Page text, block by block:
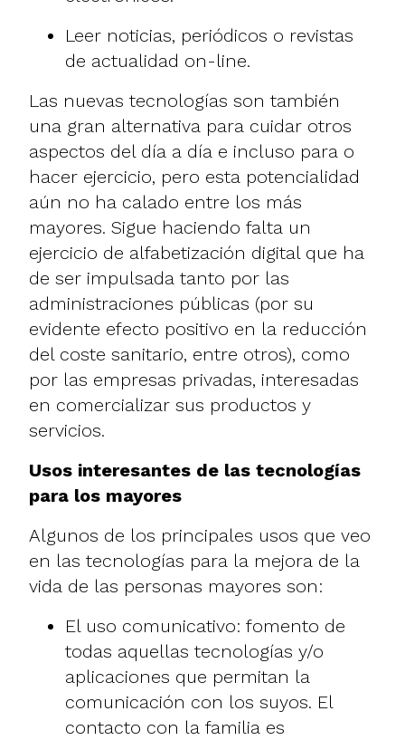
Leer noticias, periódicos o revistas
de actualidad on-line.
Las nuevas tecnologías son también
una gran alternativa para cuidar otros
aspectos del día a día e incluso para o
hacer ejercicio, pero esta potencialidad
aún no ha calado entre los más
mayores. Sigue haciendo falta un
ejercicio de alfabetización digital que ha
de ser impulsada tanto por las
administraciones públicas (por su
evidente efecto positivo en la reducción
del coste sanitario, entre otros), como
por las empresas privadas, interesadas
en comercializar sus productos y
servicios.
Usos interesantes de las tecnologías
para los mayores
Algunos de los principales usos que veo
en las tecnologías para la mejora de la
vida de las personas mayores son:
El uso comunicativo: fomento de
todas aquellas tecnologías y/o
aplicaciones que permitan la
comunicación con los suyos. El
contacto con la familia es